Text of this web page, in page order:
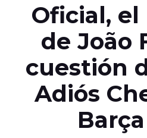
Oficial, el
de João
cuestión
Adiós